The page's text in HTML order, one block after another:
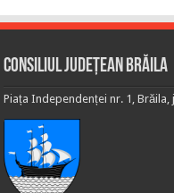
Consiliul Județean Brăila
Piața Independenței nr. 1,